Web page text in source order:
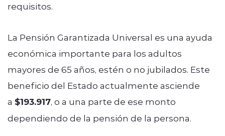
requisitos.
La Pensión Garantizada Universal es una ayuda
económica importante para los adultos
mayores de 65 años, estén o no jubilados. Este
beneficio del Estado actualmente asciende
a $193.917, o a una parte de ese monto
dependiendo de la pensión de la persona.